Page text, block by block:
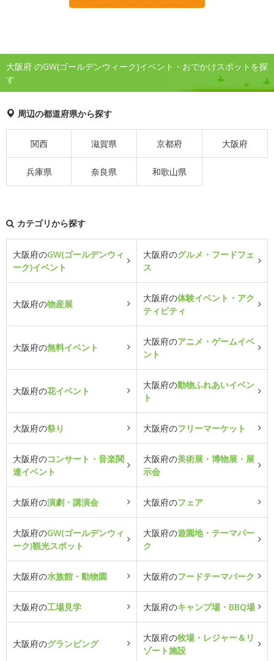
大阪府 のGW(ゴールデンウィーク)イベント・おでかけスポットを探
す
周辺の都道府県から探す
関西 滋賀県 京都府 大阪府
兵庫県 奈良県 和歌山県
カテゴリから探す
大阪府のGW(ゴールデンウィ
ーク)イベント
大阪府のグルメ・フードフェ
ス
大阪府の物産展
大阪府の体験イベント・アク
ティビティ
大阪府の無料イベント
大阪府のアニメ・ゲームイベ
ント
大阪府の花イベント
大阪府の動物ふれあいイベン
ト
大阪府の祭り 大阪府のフリーマーケット
大阪府のコンサート・音楽関
連イベント
大阪府の美術展・博物展・展
示会
大阪府の演劇・講演会 大阪府のフェア
大阪府のGW(ゴールデンウィ
ーク)観光スポット
大阪府の遊園地・テーマパー
ク
大阪府の水族館・動物園 大阪府のフードテーマパーク
大阪府の工場見学 大阪府のキャンプ場・BBQ場
大阪府のグランピング
大阪府の牧場・レジャー＆リ
ゾート施設